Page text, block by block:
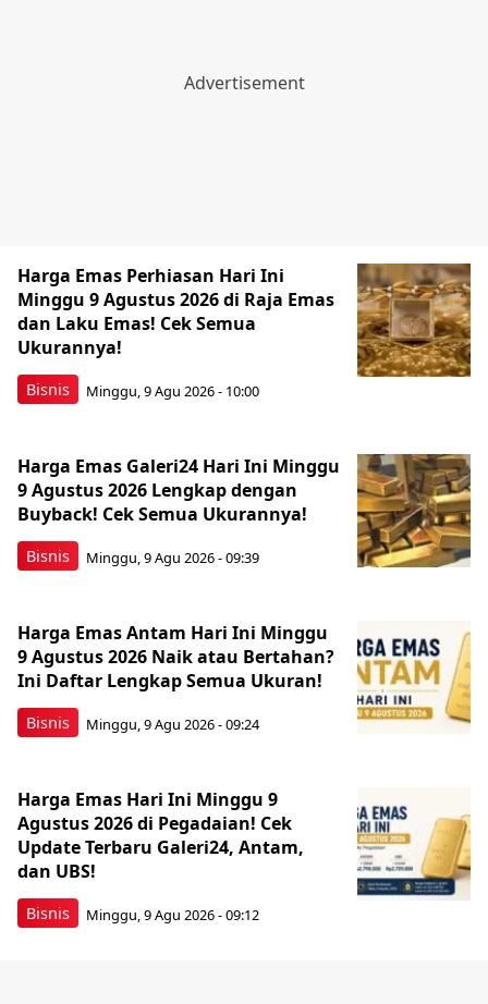
Bisnis
Harga Emas Perhiasan Hari Ini
Minggu 9 Agustus 2026 di Raja Emas
dan Laku Emas! Cek Semua
Ukurannya!
Minggu, 9 Agu 2026 - 10:00
Bisnis
Harga Emas Galeri24 Hari Ini Minggu
9 Agustus 2026 Lengkap dengan
Buyback! Cek Semua Ukurannya!
Minggu, 9 Agu 2026 - 09:39
Bisnis
Harga Emas Antam Hari Ini Minggu
9 Agustus 2026 Naik atau Bertahan?
Ini Daftar Lengkap Semua Ukuran!
Minggu, 9 Agu 2026 - 09:24
Bisnis
Harga Emas Hari Ini Minggu 9
Agustus 2026 di Pegadaian! Cek
Update Terbaru Galeri24, Antam,
dan UBS!
Minggu, 9 Agu 2026 - 09:12